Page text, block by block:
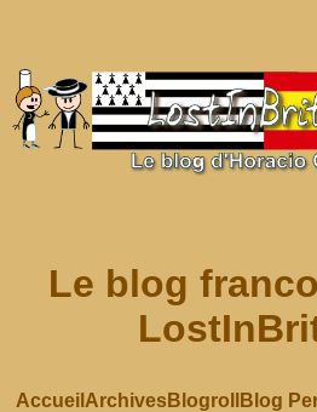
Le blog
Accueil ArchivesBlogroll Blog